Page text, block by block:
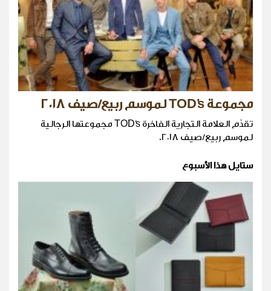
مجموعة TOD's لموسم ربيع/صيف ٢٠١٨
تقدّم العلامة التجارية الفاخرة TOD's مجموعتها الرجالية
لموسم ربيع/صيف ٢٠١٨.
ستايل هذا الأسبوع